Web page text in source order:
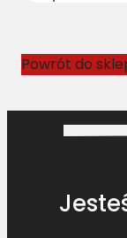
y
D
Powrót do